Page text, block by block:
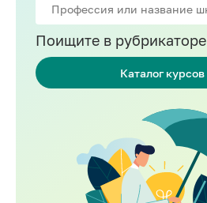
Поищите в рубрикаторе
Каталог курсов